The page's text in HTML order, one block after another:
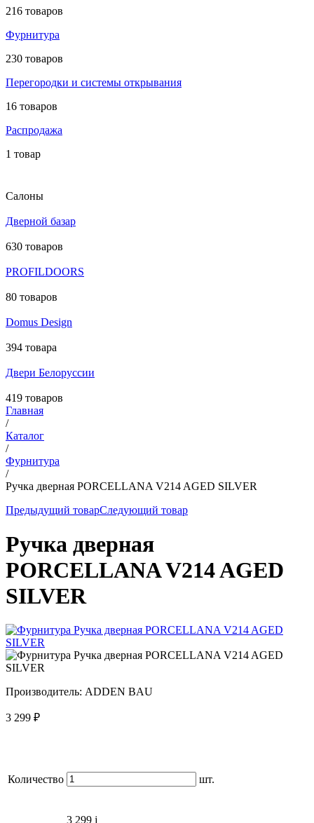
216 товаров
Фурнитура
230 товаров
Перегородки и системы открывания
16 товаров
Распродажа
1 товар
Салоны
Дверной базар
630 товаров
PROFILDOORS
80 товаров
Domus Design
394 товара
Двери Белоруссии
419 товаров
Главная
/
Каталог
/
Фурнитура
/
Ручка дверная PORCELLANA V214 AGED SILVER
Предыдущий товарСледующий товар
Ручка дверная
PORCELLANA V214 AGED
SILVER
Производитель: ADDEN BAU
3 299 ₽
Количество шт.
3 299 j